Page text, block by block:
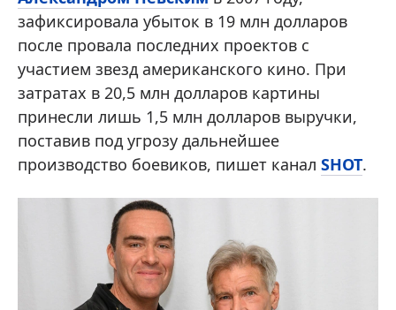
зафиксировала убыток в 19 млн долларов
после провала последних проектов с
участием звезд американского кино. При
затратах в 20,5 млн долларов картины
принесли лишь 1,5 млн долларов выручки,
поставив под угрозу дальнейшее
производство боевиков, пишет канал SHOT.